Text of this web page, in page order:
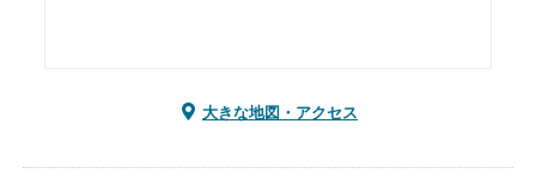
大きな地図・アクセス